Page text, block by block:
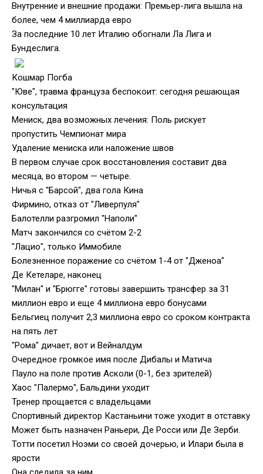
Внутренние и внешние продажи: Премьер-лига вышла на
более, чем 4 миллиарда евро
За последние 10 лет Италию обогнали Ла Лига и
Бундеслига.
Кошмар Погба
"Юве", травма француза беспокоит: сегодня решающая
консультация
Мениск, два возможных лечения: Поль рискует
пропустить Чемпионат мира
Удаление мениска или наложение швов
В первом случае срок восстановления составит два
месяца, во втором — четыре.
Ничья с "Барсой", два гола Кина
Фирмино, отказ от "Ливерпуля"
Балотелли разгромил "Наполи"
Матч закончился со счётом 2-2
"Лацио", только Иммобиле
Болезненное поражение со счётом 1-4 от "Дженоа"
Де Кетеларе, наконец
"Милан" и "Брюгге" готовы завершить трансфер за 31
миллион евро и еще 4 миллиона евро бонусами
Бельгиец получит 2,3 миллиона евро со сроком контракта
на пять лет
"Рома" дичает, вот и Вейналдум
Очередное громкое имя после Дибалы и Матича
Пауло на поле против Асколи (0-1, без зрителей)
Хаос "Палермо", Бальдини уходит
Тренер прощается с владельцами
Спортивный директор Кастаньини тоже уходит в отставку
Может быть назначен Раньери, Де Росси или Де Зерби.
Тотти посетил Ноэми со своей дочерью, и Илари была в
ярости